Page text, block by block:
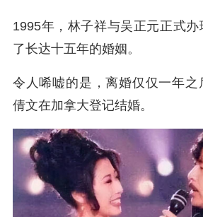
1995年，林子祥与吴正元正式
了长达十五年的婚姻。
令人唏嘘的是，离婚仅仅一年之
倩文在加拿大登记结婚。